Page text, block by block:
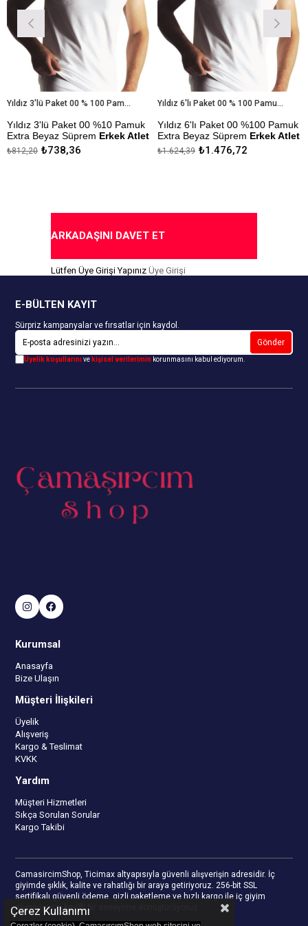
Yıldız 3'lü Paket 00 % 100 Pamuk Extra Beyaz Süprem Erkek Atlet
3'lü Paket 00 %10 Pamuk
Beyaz SüpremErkek Atlet
Sanfor Testi
₺738,36
Yıldız 6'lı Paket 00 % 100 Pamuk Extra Beyaz Süprem Erkek Atlet
Yıldız 6'lı Paket 00 %100 Pamuk
Extra Beyaz SüpremErkek Atlet
Çekmezlik Sanfor Testi
₺1.476,72
₺1.624,39
ARKADAŞINI DAVET ET
Lütfen Üye Girişi Yapınız Üye Girişi
E-BÜLTEN KAYIT
Sürpriz kampanyalar ve fırsatlar için kaydol.
Gönder
Üyelik koşullarınıve kişisel verilerimin korunmasını kabul ediyorum.
Kurumsal
Anasayfa
Bize Ulaşın
Müşteri İlişkileri
Üyelik
Alışveriş
Kargo & Teslimat
KVKK
Yardım
Müşteri Hizmetleri
Sıkça Sorulan Sorular
Kargo Takibi
CamasircimShop, Ticimax altyapısıyla güvenli alışverişin adresidir. İç
giyimde şıklık, kalite ve rahatlığı bir araya getiriyoruz. 256-bit SSL
sertifikalı güvenli ödeme, gizli paketleme ve hızlı kargo ile iç giyim
alışverişinizi keyifli bir deneyime dönüştürüyoruz.
Çerez Kullanımı